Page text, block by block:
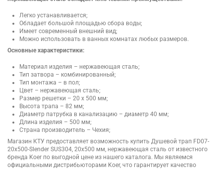
Легко устанавливается;
Обладает большой площадью сбора воды;
Имеет современный внешний вид;
Можно использовать в ванных комнатах любых размеров.
Основные характеристики:
Материал изделия – нержавеющая сталь;
Тип затвора – комбинированный;
Тип монтажа – в пол;
Цвет – нержавеющая сталь;
Размер решетки – 20 х 500 мм;
Высота трапа – 82 мм;
Диаметр патрубка в канализацию – диаметр 40 мм;
Длина изделия – 500 мм;
Страна производитель – Чехия;
Магазин КТУ предоставляет возможность купить Душевой трап FD07-
20x500-Slender SUS304, 20x500 мм, нержавеющая сталь от известного
бренда Koer по выгодной цене из нашего каталога. Мы являемся
официальными дистрибьюторами Koer, что гарантирует качество